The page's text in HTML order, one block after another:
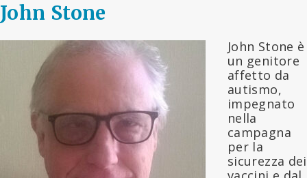
John Stone
John Stone è
un genitore
affetto da
autismo,
impegnato
nella
campagna
per la
sicurezza dei